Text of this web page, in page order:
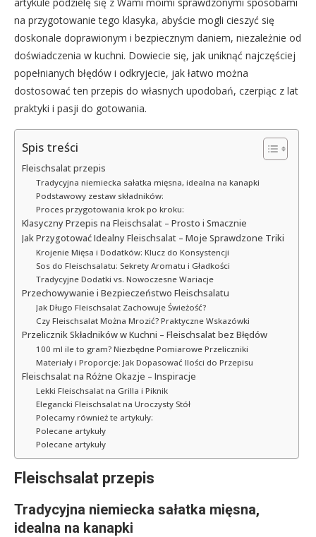
na przygotowanie tego klasyka, abyście mogli cieszyć się
doskonale doprawionym i bezpiecznym daniem, niezależnie od
doświadczenia w kuchni. Dowiecie się, jak uniknąć najczęściej
popełnianych błędów i odkryjecie, jak łatwo można
dostosować ten przepis do własnych upodobań, czerpiąc z lat
praktyki i pasji do gotowania.
Spis treści
Fleischsalat przepis
Tradycyjna niemiecka sałatka mięsna, idealna na kanapki
Podstawowy zestaw składników:
Proces przygotowania krok po kroku:
Klasyczny Przepis na Fleischsalat – Prosto i Smacznie
Jak Przygotować Idealny Fleischsalat – Moje Sprawdzone Triki
Krojenie Mięsa i Dodatków: Klucz do Konsystencji
Sos do Fleischsalatu: Sekrety Aromatu i Gładkości
Tradycyjne Dodatki vs. Nowoczesne Wariacje
Przechowywanie i Bezpieczeństwo Fleischsalatu
Jak Długo Fleischsalat Zachowuje Świeżość?
Czy Fleischsalat Można Mrozić? Praktyczne Wskazówki
Przelicznik Składników w Kuchni – Fleischsalat bez Błędów
100 ml ile to gram? Niezbędne Pomiarowe Przeliczniki
Materiały i Proporcje: Jak Dopasować Ilości do Przepisu
Fleischsalat na Różne Okazje – Inspiracje
Lekki Fleischsalat na Grilla i Piknik
Elegancki Fleischsalat na Uroczysty Stół
Polecamy również te artykuły:
Polecane artykuły
Polecane artykuły
Fleischsalat przepis
Tradycyjna niemiecka sałatka mięsna,
idealna na kanapki